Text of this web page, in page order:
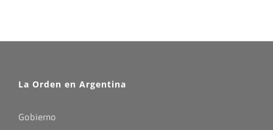
La Orden en Argentina
Gobierno